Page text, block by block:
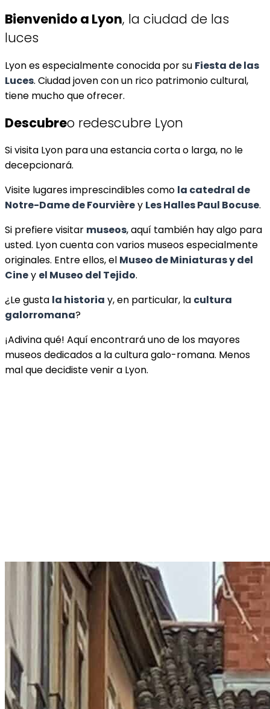
Bienvenido a Lyon, la ciudad de las
luces
Lyon es especialmente conocida por su Fiesta de las
Luces. Ciudad joven con un rico patrimonio cultural,
tiene mucho que ofrecer.
Descubreo redescubre Lyon
Si visita Lyon para una estancia corta o larga, no le
decepcionará.
Visite lugares imprescindibles como la catedral de
Notre-Dame de Fourvièrey Les Halles Paul Bocuse.
Si prefiere visitar museos, aquí también hay algo para
usted. Lyon cuenta con varios museos especialmente
originales. Entre ellos, el Museo de Miniaturas y del
Ciney el Museo del Tejido.
¿Le gusta la historia y, en particular, la cultura
galorromana?
¡Adivina qué! Aquí encontrará uno de los mayores
museos dedicados a la cultura galo-romana. Menos
mal que decidiste venir a Lyon.